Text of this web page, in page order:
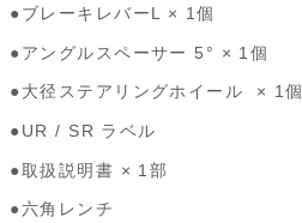
●ブレーキレバーL × 1個
●アングルスペーサー 5° × 1個
●大径ステアリングホイール × 1個
●UR / SR ラベル
●取扱説明書 × 1部
●六角レンチ